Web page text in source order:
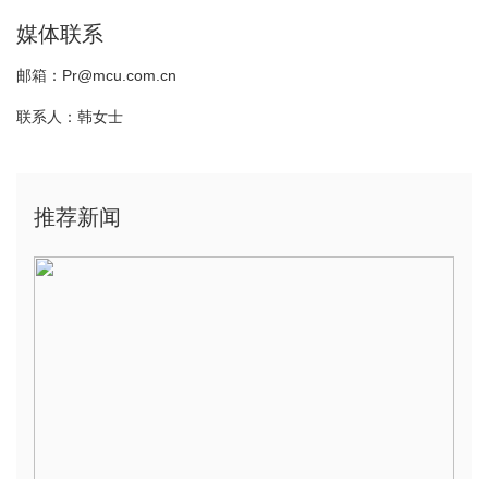
媒体联系
邮箱：Pr@mcu.com.cn
联系人：韩女士
推荐新闻